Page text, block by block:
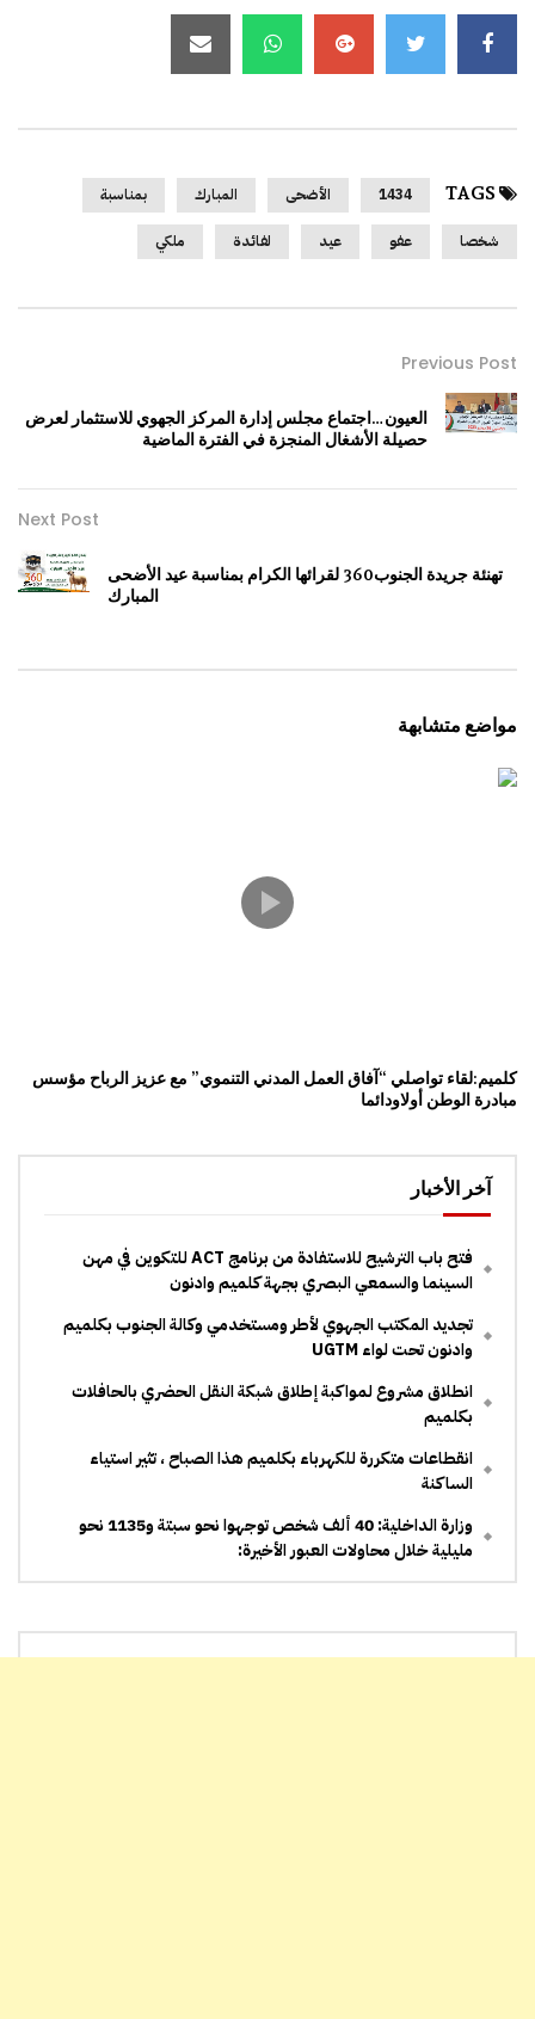
TAGS
1434 الأضحى المبارك بمناسبة
شخصا عفو عيد لفائدة ملكي
Previous Post
العيون…اجتماع مجلس إدارة المركز الجهوي للاستثمار لعرض
حصيلة الأشغال المنجزة في الفترة الماضية
Next Post
تهنئة جريدة الجنوب360 لقرائها الكرام بمناسبة عيد الأضحى
المبارك
مواضع متشابهة
كلميم:لقاء تواصلي “آفاق العمل المدني التنموي” مع عزيز الرباح مؤسس
مبادرة الوطن أولاودائما
آخر الأخبار
فتح باب الترشيح للاستفادة من برنامج ACT للتكوين في مهن
السينما والسمعي البصري بجهة كلميم وادنون
تجديد المكتب الجهوي لأطر ومستخدمي وكالة الجنوب بكلميم
وادنون تحت لواء UGTM
انطلاق مشروع لمواكبة إطلاق شبكة النقل الحضري بالحافلات
بكلميم
انقطاعات متكررة للكهرباء بكلميم هذا الصباح ، تثير استياء
الساكنة
وزارة الداخلية: 40 ألف شخص توجهوا نحو سبتة و1135 نحو
مليلية خلال محاولات العبور الأخيرة: